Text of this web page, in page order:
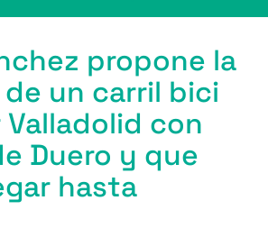
propone la
un carril bici
con
Duero y que
hasta